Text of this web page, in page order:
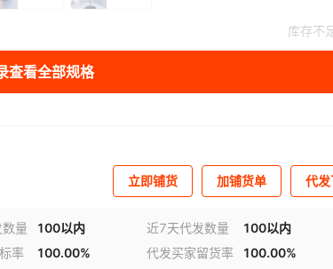
库存不
查看全部规格
立即铺货 加铺货单 代
量 100以内 近7天代发数量
100以内
率 100.00% 代发买家留货率
100.00%